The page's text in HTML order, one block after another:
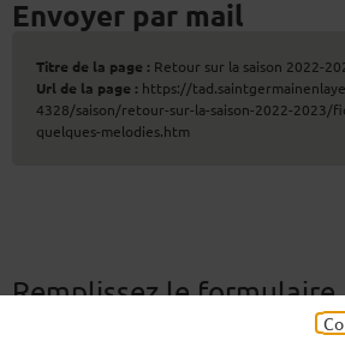
Envoyer par mail
Titre de la page : Retour sur la saison 2022-
Url de la page : https://
4328/saison/retour-sur-la-saison-2022-2023/
quelques-melodies.htm
Remplissez le formulaire